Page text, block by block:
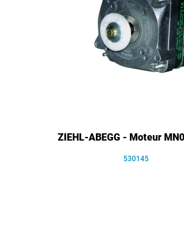
ZIEHL-ABEGG - Moteur
530145